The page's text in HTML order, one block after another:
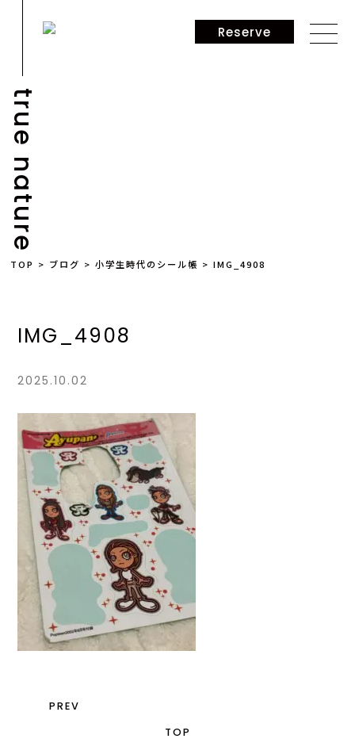
Reserve
true nature
TOP > ブログ >小学生時代のシール帳 >IMG_4908
IMG_4908
2025.10.02
PREV
TOP